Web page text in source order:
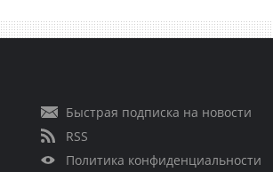
Быстрая подписка на новости
RSS
Политика конфиденциальности